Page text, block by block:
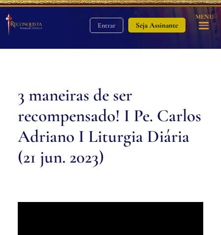
Entrar Seja Assinante
MENU
3 maneiras de ser
recompensado! I Pe. Carlos
Adriano I Liturgia Diária
(21 jun. 2023)